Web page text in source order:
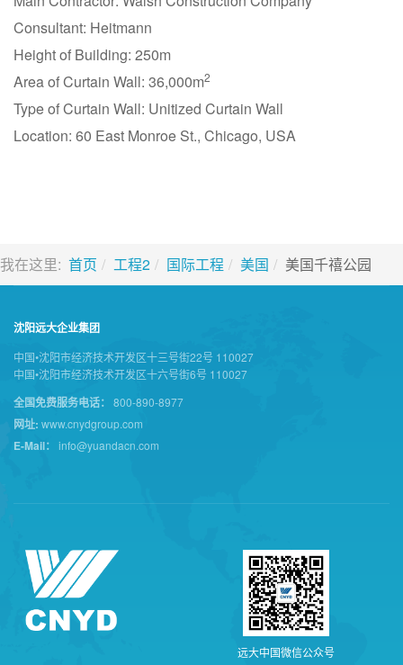
Consultant: Heitmann
Height of Building: 250m
Area of Curtain Wall: 36,000m2
Type of Curtain Wall: Unitized Curtain Wall
Location: 60 East Monroe St., Chicago, USA
我在这里: 首页 工程2 国际工程 美国 美国千禧公园
沈阳远大企业集团
中国•沈阳市经济技术开发区十三号街22号 110027
中国•沈阳市经济技术开发区十六号街6号 110027
全国免费服务电话： 800-890-8977
网址: www.cnydgroup.com
E-Mail： info@yuandacn.com
远大中 国微信公众号